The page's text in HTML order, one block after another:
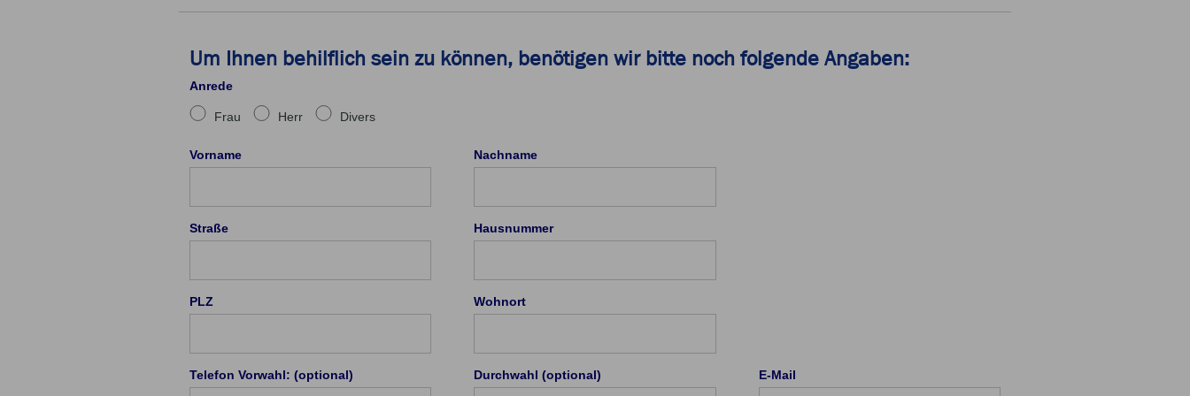
Um Ihnen behilflich sein zu können, benötigen wir bitte noch folgende Angaben:
Anrede
Frau Herr Divers
Vorname Nachname
Straße Hausnummer
PLZ Wohnort
Telefon Vorwahl: (optional) Durchwahl (optional) E-Mail